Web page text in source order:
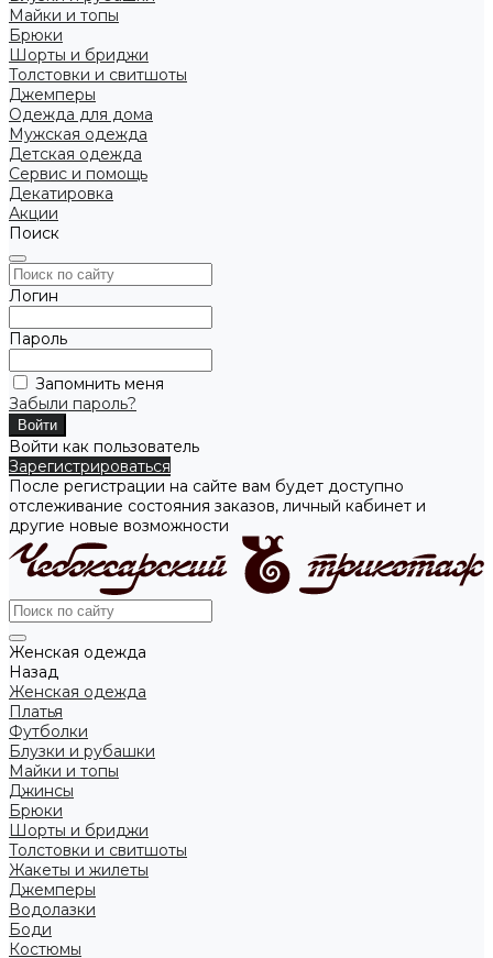
Майки и топы
Брюки
Шорты и бриджи
Толстовки и свитшоты
Джемперы
Одежда для дома
Мужская одежда
Детская одежда
Сервис и помощь
Декатировка
Акции
Поиск
Логин
Пароль
Запомнить меня
Забыли пароль?
Войти как пользователь
Зарегистрироваться
После регистрации на сайте вам будет доступно
отслеживание состояния заказов, личный кабинет и
другие новые возможности
Женская одежда
Назад
Женская одежда
Платья
Футболки
Блузки и рубашки
Майки и топы
Джинсы
Брюки
Шорты и бриджи
Толстовки и свитшоты
Жакеты и жилеты
Джемперы
Водолазки
Боди
Костюмы